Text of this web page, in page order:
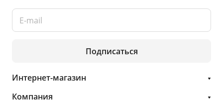
Подписаться
Интернет-магазин
Компания